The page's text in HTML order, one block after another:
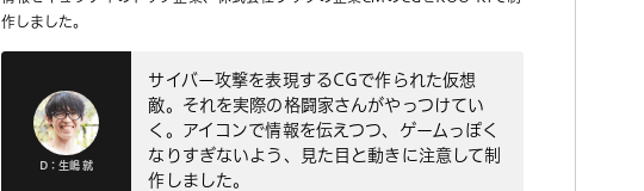
作しました。
D：生嶋 就
サイバー攻撃を表現するCGで作られた仮想
敵。それを実際の格闘家さんがやっつけてい
く。アイコンで情報を伝えつつ、ゲームっぽく
なりすぎないよう、見た目と動きに注意して制
作しました。